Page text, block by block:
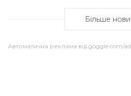
Більше
Автоматична реклама від goggle.com/